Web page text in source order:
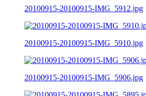
20100915-20100915-IMG_5912.jpg
20100915-20100915-IMG_5910.jpg
20100915-20100915-IMG_5906.jpg